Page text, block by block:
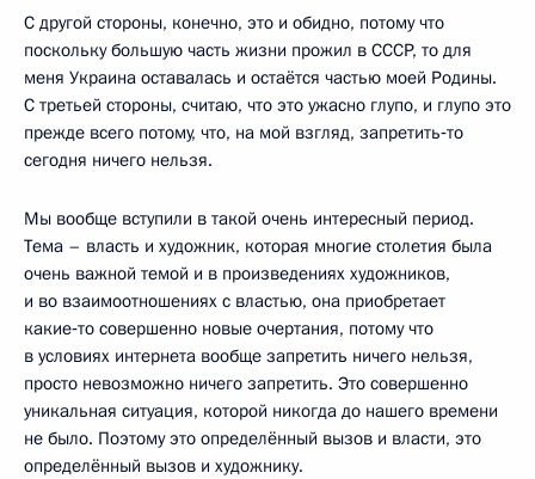
С другой стороны, конечно, это и обидно, потому что
поскольку большую часть жизни прожил в СССР, то для
меня Украина оставалась и остаётся частью моей Родины.
С третьей стороны, считаю, что это ужасно глупо, и глупо это
прежде всего потому, что, на мой взгляд, запретить‑то
сегодня ничего нельзя.
Мы вообще вступили в такой очень интересный период.
Тема – власть и художник, которая многие столетия была
очень важной темой и в произведениях художников,
и во взаимоотношениях с властью, она приобретает
какие‑то совершенно новые очертания, потому что
в условиях интернета вообще запретить ничего нельзя,
просто невозможно ничего запретить. Это совершенно
уникальная ситуация, которой никогда до нашего времени
не было. Поэтому это определённый вызов и власти, это
определённый вызов и художнику.